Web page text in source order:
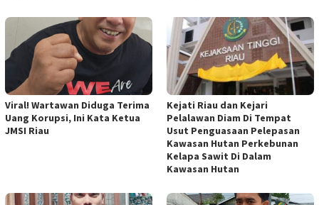
Viral! Wartawan Diduga Terima
Uang Korupsi, Ini Kata Ketua
JMSI Riau
Kejati Riau dan Kejari
Pelalawan Diam Di Tempat
Usut Penguasaan Pelepasan
Kawasan Hutan Perkebunan
Kelapa Sawit Di Dalam
Kawasan Hutan